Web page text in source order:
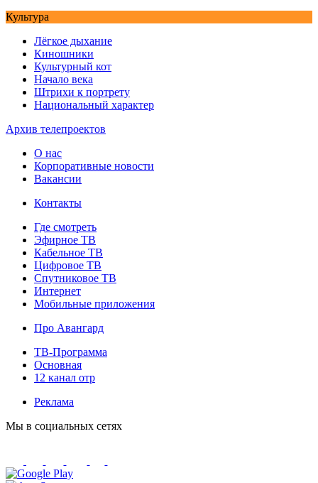
Культура
Лёгкое дыхание
Киношники
Культурный кот
Начало века
Штрихи к портрету
Национальный характер
Архив телепроектов
О нас
Корпоративные новости
Вакансии
Контакты
Где смотреть
Эфирное ТВ
Кабельное ТВ
Цифровое ТВ
Спутниковое ТВ
Интернет
Мобильные приложения
Про Авангард
ТВ-Программа
Основная
12 канал отр
Реклама
Мы в социальных сетях